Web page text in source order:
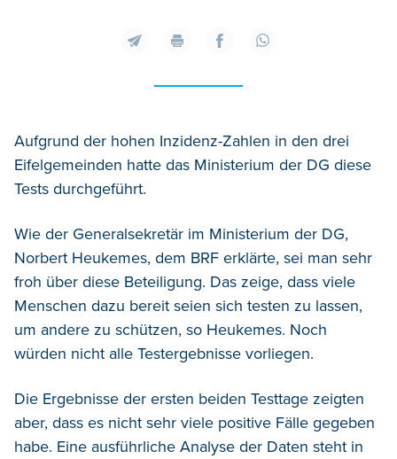
Aufgrund der hohen Inzidenz-Zahlen in den drei
Eifelgemeinden hatte das Ministerium der DG diese
Tests durchgeführt.
Wie der Generalsekretär im Ministerium der DG,
Norbert Heukemes, dem BRF erklärte, sei man sehr
froh über diese Beteiligung. Das zeige, dass viele
Menschen dazu bereit seien sich testen zu lassen,
um andere zu schützen, so Heukemes. Noch
würden nicht alle Testergebnisse vorliegen.
Die Ergebnisse der ersten beiden Testtage zeigten
aber, dass es nicht sehr viele positive Fälle gegeben
habe. Eine ausführliche Analyse der Daten steht in